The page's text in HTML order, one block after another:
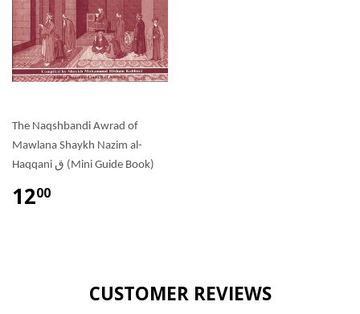
The Naqshbandi Awrad of
Mawlana Shaykh Nazim al-
Haqqani ق (Mini Guide Book)
1200
CUSTOMER REVIEWS